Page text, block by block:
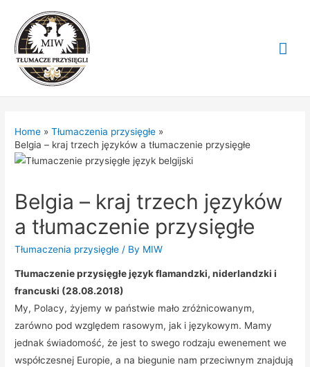
Home
Tłumaczenia przysięgłe
Belgia – kraj trzech języków a tłumaczenie przysięgłe
Belgia – kraj trzech języków
a tłumaczenie przysięgłe
Tłumaczenia przysięgłe / By MIW
Tłumaczenie przysięgłe język flamandzki, niderlandzki i
francuski (28.08.2018)
My, Polacy, żyjemy w państwie mało zróżnicowanym,
zarówno pod względem rasowym, jak i językowym. Mamy
jednak świadomość, że jest to swego rodzaju ewenement we
współczesnej Europie, a na biegunie nam przeciwnym znajdują